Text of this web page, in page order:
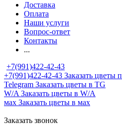
Доставка
Оплата
Наши услуги
Вопрос-ответ
Контакты
...
+7(991)422-42-43
+7(991)422-42-43 Заказать цветы
Telegram Заказать цветы в TG
W/A Заказать цветы в W/A
мах Заказать цветы в мах
Заказать звонок